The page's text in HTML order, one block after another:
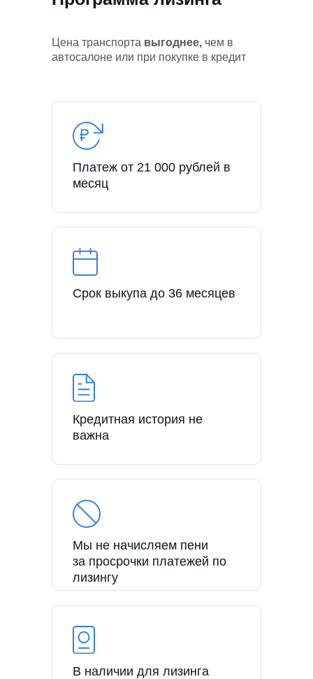
Цена транспорта выгоднее, чем в
автосалоне или при покупке в кредит
Платеж от 21 000 рублей в
месяц
Срок выкупа до 36 месяцев
Кредитная история не
важна
Мы не начисляем пени
за просрочки платежей по
лизингу
В наличии для лизинга